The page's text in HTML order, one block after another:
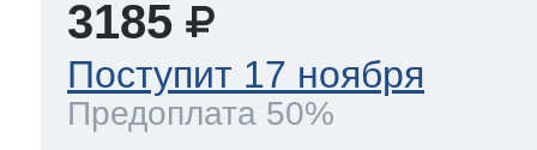
3185
Поступит 17 ноября
Предоплата 50%